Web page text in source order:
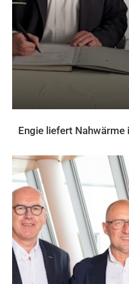
Engie liefert Nahwärme